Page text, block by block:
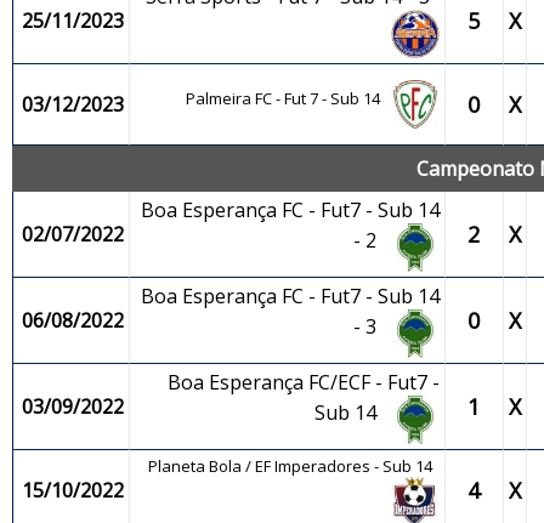
25/11/2023 5 X
03/12/2023 Palmeira FC - Fut 7 - Sub 14 0 X
Campeonato
02/07/2022
Boa Esperança FC - Fut7 - Sub 14
- 2
2 X
06/08/2022
Boa Esperança FC - Fut7 - Sub 14
- 3
0 X
03/09/2022
Boa Esperança FC/ECF - Fut7 -
Sub 14
1 X
15/10/2022
Planeta Bola / EF Imperadores - Sub 14
4 X